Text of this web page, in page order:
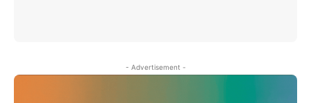
- Advertisement -